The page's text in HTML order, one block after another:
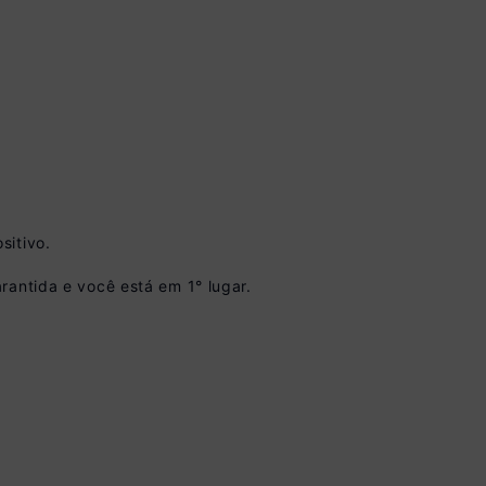
no Boletoe você está em 1° lugar.